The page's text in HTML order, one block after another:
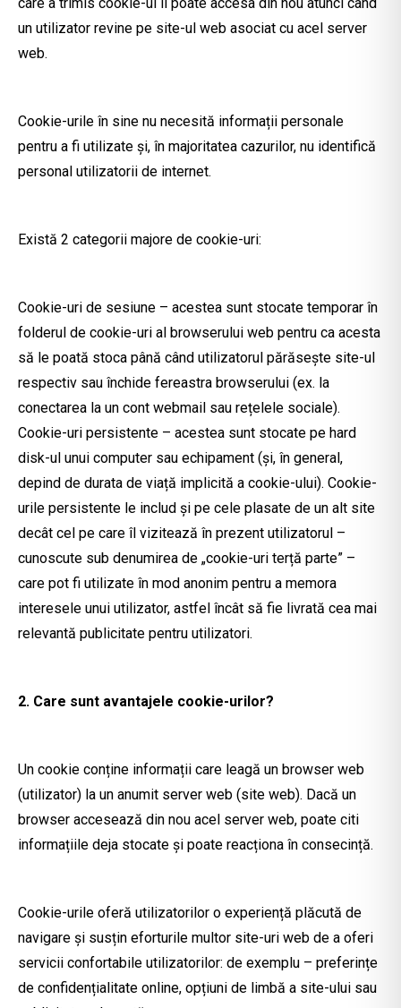
un utilizator revine pe site-ul web asociat cu acel server
web.
Cookie-urile în sine nu necesită informații personale
pentru a fi utilizate și, în majoritatea cazurilor, nu identifică
personal utilizatorii de internet.
Există 2 categorii majore de cookie-uri:
Cookie-uri de sesiune – acestea sunt stocate temporar în
folderul de cookie-uri al browserului web pentru ca acesta
să le poată stoca până când utilizatorul părăsește site-ul
respectiv sau închide fereastra browserului (ex. la
conectarea la un cont webmail sau rețelele sociale).
Cookie-uri persistente – acestea sunt stocate pe hard
disk-ul unui computer sau echipament (și, în general,
depind de durata de viață implicită a cookie-ului). Cookie-
urile persistente le includ și pe cele plasate de un alt site
decât cel pe care îl vizitează în prezent utilizatorul –
cunoscute sub denumirea de „cookie-uri terță parte” –
care pot fi utilizate în mod anonim pentru a memora
interesele unui utilizator, astfel încât să fie livrată cea mai
relevantă publicitate pentru utilizatori.
2. Care sunt avantajele cookie-urilor?
Un cookie conține informații care leagă un browser web
(utilizator) la un anumit server web (site web). Dacă un
browser accesează din nou acel server web, poate citi
informațiile deja stocate și poate reacționa în consecință.
Cookie-urile oferă utilizatorilor o experiență plăcută de
navigare și susțin eforturile multor site-uri web de a oferi
servicii confortabile utilizatorilor: de exemplu – preferințe
de confidențialitate online, opțiuni de limbă a site-ului sau